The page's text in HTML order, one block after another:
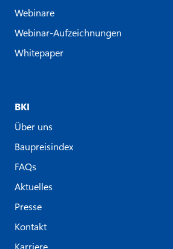
Webinare
Webinar-Aufzeichnungen
Whitepaper
BKI
Über uns
Baupreisindex
FAQs
Aktuelles
Presse
Kontakt